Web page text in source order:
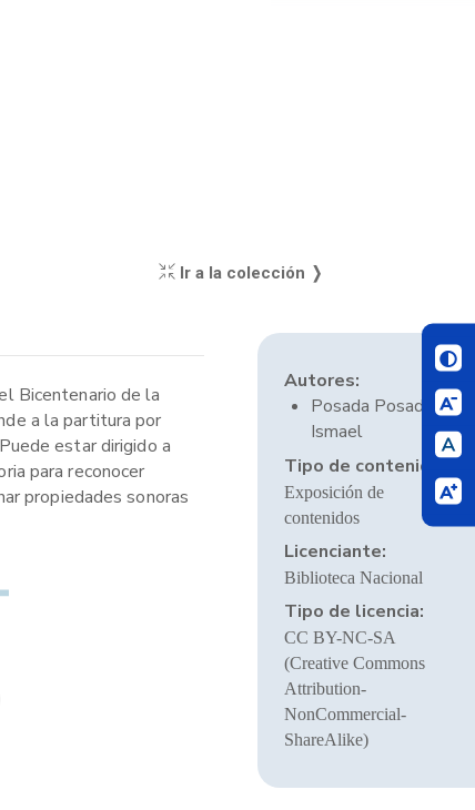
Ir a la colección ❭
Bicentenario de la
a la partitura por
estar dirigido a
para reconocer
propiedades sonoras
Autores:
Posada Posada,
Ismael
Tipo de contenido:
Exposición de
contenidos
Licenciante:
Biblioteca Nacional
Tipo de licencia:
CC BY-NC-SA
(Creative Commons
Attribution-
NonCommercial-
ShareAlike)